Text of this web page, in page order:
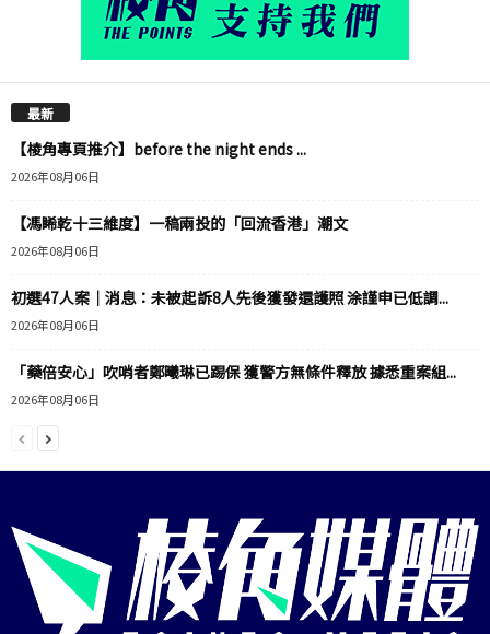
最新
【棱角專頁推介】before the night ends ...
2026年08月06日
【馮睎乾十三維度】一稿兩投的「回流香港」潮文
2026年08月06日
初選47人案｜消息：未被起訴8人先後獲發還護照 涂謹申已低調...
2026年08月06日
「藥倍安心」吹哨者鄭曦琳已踢保 獲警方無條件釋放 據悉重案組...
2026年08月06日